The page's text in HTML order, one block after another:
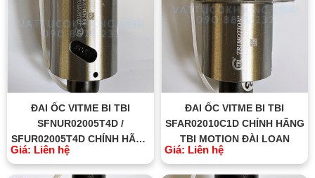
ĐAI ỐC VITME BI TBI
SFNUR02005T4D /
SFUR02005T4D CHÍNH HÃNG
TBI MOTION ĐÀI LOAN
Giá: Liên hệ
ĐAI ỐC VITME BI TBI
SFAR02010C1D CHÍNH HÃNG
TBI MOTION ĐÀI LOAN
Giá: Liên hệ